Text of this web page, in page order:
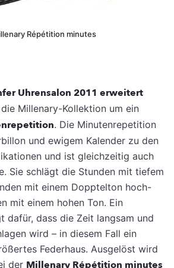
Répétition minutes
Uhrensalon 2011 erweitert
die Millenary-Kollektion um ein
. Die Minutenrepetition
und ewigem Kalender zu den
und ist gleichzeitig auch
Sie schlägt die Stunden mit tiefem
mit einem Dopptelton hoch-
mit einem hohen Ton. Ein
dafür, dass die Zeit langsam und
wird – in diesem Fall ein
Federhaus. Ausgelöst wird
der Millenary Répétition minutes